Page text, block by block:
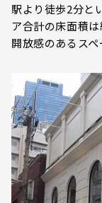
駅より徒歩2分と
ア合計の床面積
開放感のあるスペ